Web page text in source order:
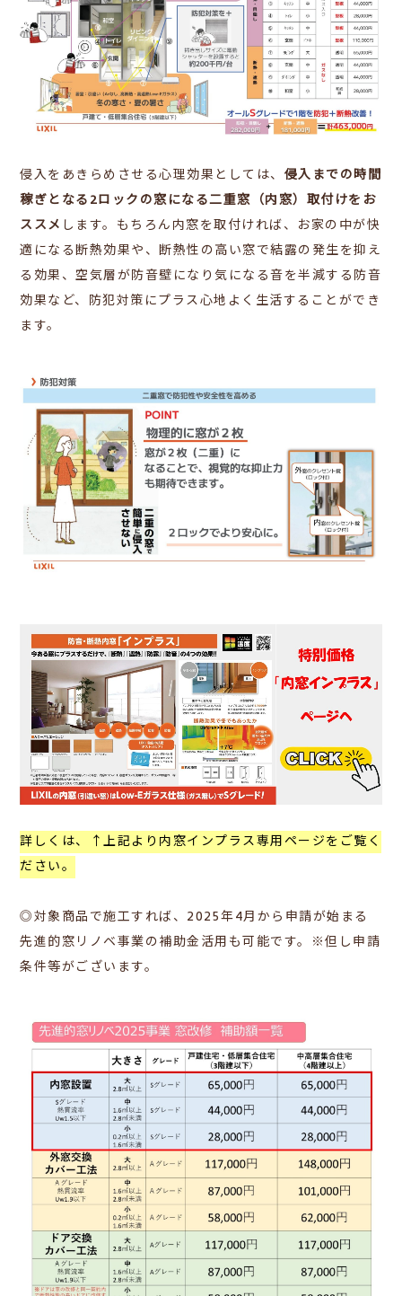
侵入をあきらめさせる心理効果としては、 侵入までの時間
稼ぎとなる2ロックの窓になる二重窓（内窓）取付けをお
ススメ します。もちろん内窓を取付ければ、お家の中が快
適になる断熱効果や、断熱性の高い窓で結露の発生を抑え
る効果、空気層が防音壁になり気になる音を半減する防音
効果など、防犯対策にプラス心地よく生活することができ
ます。
詳しくは、↑上記より内窓インプラス専用ページをご覧く
ださい。
◎対象商品で施工すれば、2025年4月から申請が始まる
先進的窓リノベ事業の補助金活用も可能です。※但し申請
条件等がございます。